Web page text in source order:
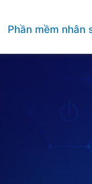
Phần mềm nhân